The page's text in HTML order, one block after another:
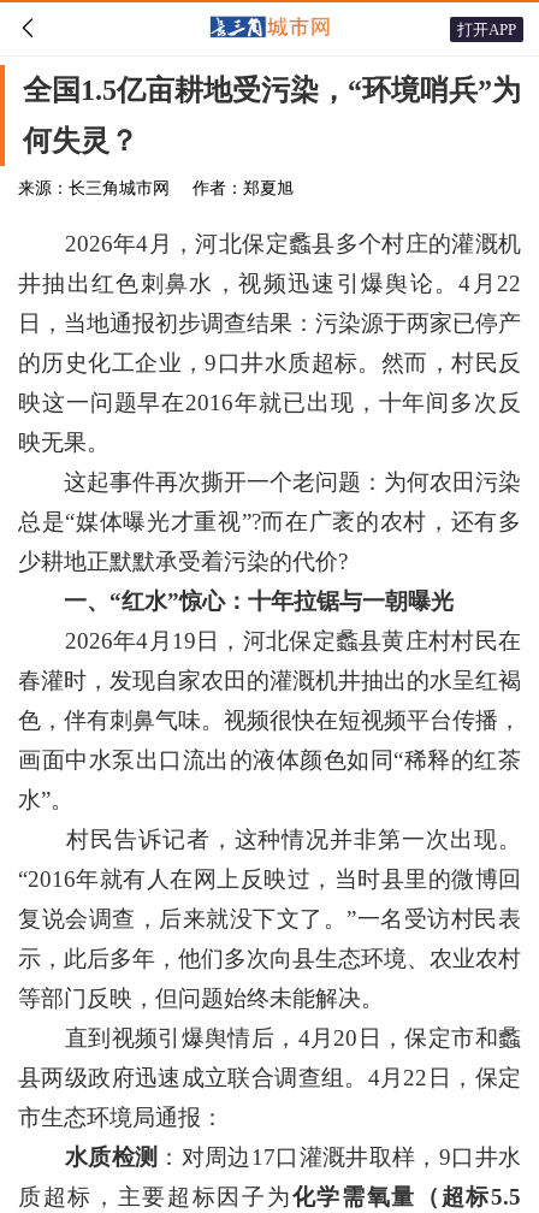
 打开APP
全国1.5亿亩耕地受污染，“环境哨兵”为
何失灵？
来源：长三角城市网 作者：郑夏旭
2026年4月，河北保定蠡县多个村庄的灌溉机
井抽出红色刺鼻水，视频迅速引爆舆论。4月22
日，当地通报初步调查结果：污染源于两家已停产
的历史化工企业，9口井水质超标。然而，村民反
映这一问题早在2016年就已出现，十年间多次反
映无果。
这起事件再次撕开一个老问题：为何农田污染
总是“媒体曝光才重视”?而在广袤的农村，还有多
少耕地正默默承受着污染的代价?
一、“红水”惊心：十年拉锯与一朝曝光
2026年4月19日，河北保定蠡县黄庄村村民在
春灌时，发现自家农田的灌溉机井抽出的水呈红褐
色，伴有刺鼻气味。视频很快在短视频平台传播，
画面中水泵出口流出的液体颜色如同“稀释的红茶
水”。
村民告诉记者，这种情况并非第一次出现。
“2016年就有人在网上反映过，当时县里的微博回
复说会调查，后来就没下文了。”一名受访村民表
示，此后多年，他们多次向县生态环境、农业农村
等部门反映，但问题始终未能解决。
直到视频引爆舆情后，4月20日，保定市和蠡
县两级政府迅速成立联合调查组。4月22日，保定
市生态环境局通报：
水质检测 ：对周边17口灌溉井取样，9口井水
质超标，主要超标因子为化学需氧量（超标5.5